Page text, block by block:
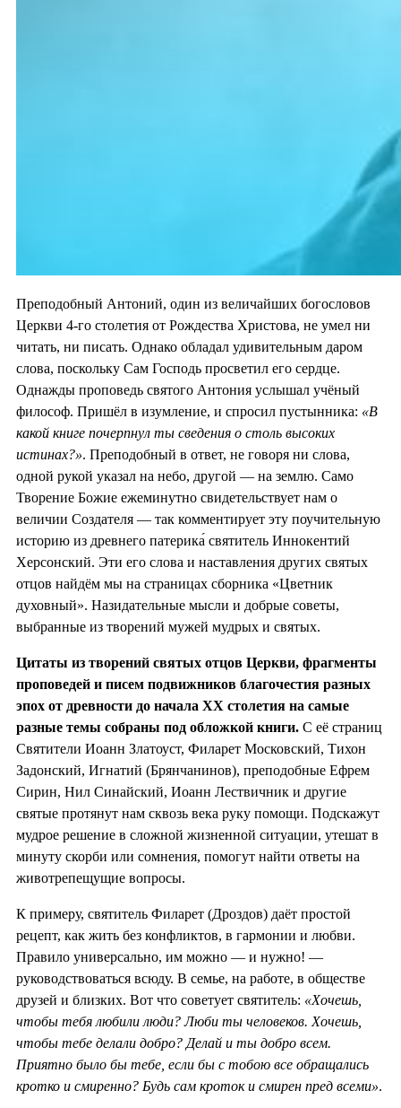
Преподобный Антоний, один из величайших богословов
Церкви 4-го столетия от Рождества Христова, не умел ни
читать, ни писать. Однако обладал удивительным даром
слова, поскольку Сам Господь просветил его сердце.
Однажды проповедь святого Антония услышал учёный
философ. Пришёл в изумление, и спросил пустынника: «В
какой книге почерпнул ты сведения о столь высоких
истинах?». Преподобный в ответ, не говоря ни слова,
одной рукой указал на небо, другой — на землю. Само
Творение Божие ежеминутно свидетельствует нам о
величии Создателя — так комментирует эту поучительную
историю из древнего патерика́ святитель Иннокентий
Херсонский. Эти его слова и наставления других святых
отцов найдём мы на страницах сборника «Цветник
духовный». Назидательные мысли и добрые советы,
выбранные из творений мужей мудрых и святых.
Цитаты из творений святых отцов Церкви, фрагменты
проповедей и писем подвижников благочестия разных
эпох от древности до начала ХХ столетия на самые
разные темы собраны под обложкой книги. С её страниц
Святители Иоанн Златоуст, Филарет Московский, Тихон
Задонский, Игнатий (Брянчанинов), преподобные Ефрем
Сирин, Нил Синайский, Иоанн Лествичник и другие
святые протянут нам сквозь века руку помощи. Подскажут
мудрое решение в сложной жизненной ситуации, утешат в
минуту скорби или сомнения, помогут найти ответы на
животрепещущие вопросы.
К примеру, святитель Филарет (Дроздов) даёт простой
рецепт, как жить без конфликтов, в гармонии и любви.
Правило универсально, им можно — и нужно! —
руководствоваться всюду. В семье, на работе, в обществе
друзей и близких. Вот что советует святитель: «Хочешь,
чтобы тебя любили люди? Люби ты человеков. Хочешь,
чтобы тебе делали добро? Делай и ты добро всем.
Приятно было бы тебе, если бы с тобою все обращались
кротко и смиренно? Будь сам кроток и смирен пред всеми».